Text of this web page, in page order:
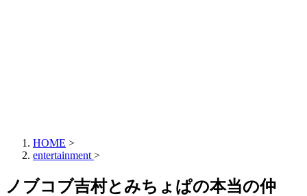
HOME >
entertainment >
ノブコブ吉村とみちょぱの本当の仲